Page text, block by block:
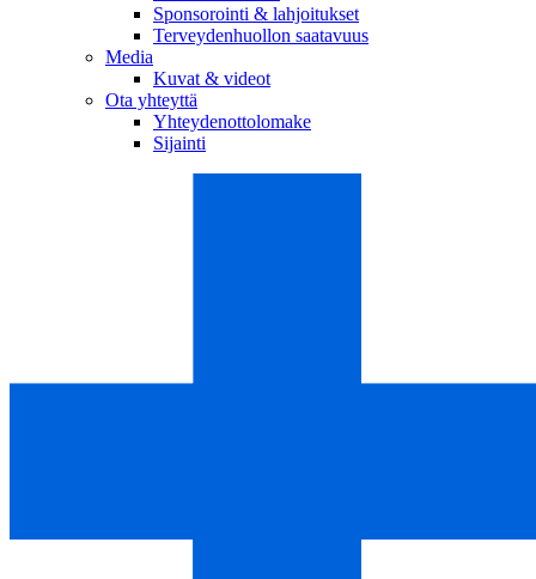
Sponsorointi & lahjoitukset
Terveydenhuollon saatavuus
Media
Kuvat & videot
Ota yhteyttä
Yhteydenottolomake
Sijainti